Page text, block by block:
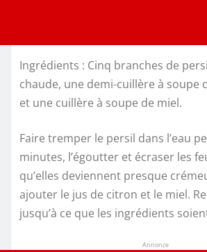
Ingrédients : Cinq branches de
chaude, une demi-cuillère à soupe
et une cuillère à soupe de miel.
Faire tremper le persil dans l’eau
minutes, l’égoutter et écraser les
qu’elles deviennent presque
ajouter le jus de citron et le miel.
jusqu’à ce que les ingrédients
Annonce